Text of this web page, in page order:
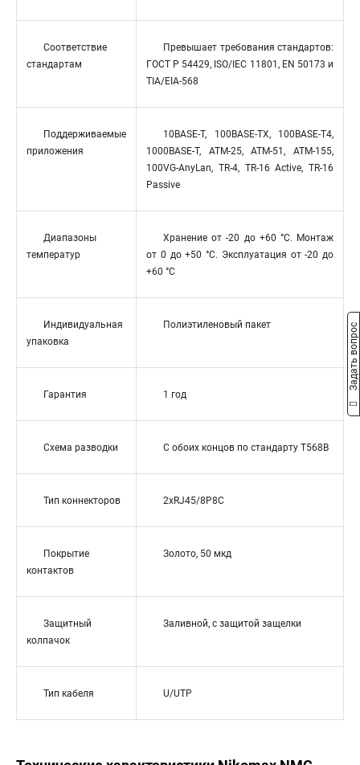
Соответствие
стандартам
Превышает требования стандартов:
ГОСТ Р 54429, ISO/IEC 11801, EN 50173 и
TIA/EIA-568
Поддерживаемые
приложения
10BASE-T, 100BASE-TX, 100BASE-T4,
1000BASE-T, ATM-25, ATM-51, ATM-155,
100VG-AnyLan, TR-4, TR-16 Active, TR-16
Passive
Диапазоны
температур
Хранение от -20 до +60 °C. Монтаж
от 0 до +50 °C. Эксплуатация от -20 до
+60 °C
Индивидуальная
упаковка
Полиэтиленовый пакет
Гарантия 1 год
Схема разводки С обоих концов по стандарту T568B
Тип коннекторов 2xRJ45/8P8C
Покрытие
контактов
Золото, 50 мкд
Защитный
колпачок
Заливной, с защитой защелки
Тип кабеля U/UTP
Задать вопрос